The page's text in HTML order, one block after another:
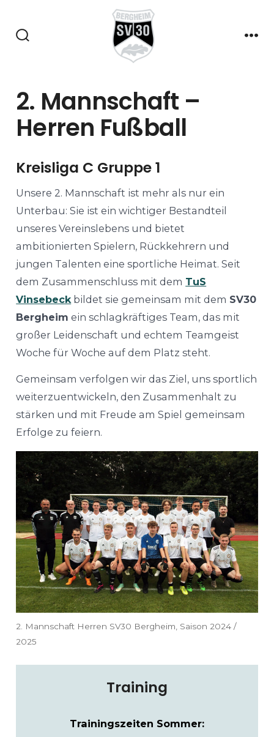
Inhalt
springen
ein-/ausblenden
2. Mannschaft –
Herren Fußball
Kreisliga C Gruppe 1
Unsere 2. Mannschaft ist mehr als nur ein
Unterbau: Sie ist ein wichtiger Bestandteil
unseres Vereinslebens und bietet
ambitionierten Spielern, Rückkehrern und
jungen Talenten eine sportliche Heimat. Seit
dem Zusammenschluss mit dem TuS
Vinsebeckbildet sie gemeinsam mit dem SV30
Bergheim ein schlagkräftiges Team, das mit
großer Leidenschaft und echtem Teamgeist
Woche für Woche auf dem Platz steht.
Gemeinsam verfolgen wir das Ziel, uns sportlich
weiterzuentwickeln, den Zusammenhalt zu
stärken und mit Freude am Spiel gemeinsam
Erfolge zu feiern.
2. Mannschaft Herren SV30 Bergheim, Saison 2024 /
2025
Training
Trainingszeiten Sommer: